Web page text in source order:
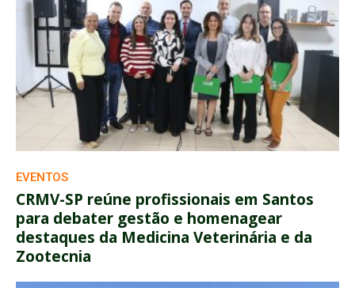
EVENTOS
CRMV-SP reúne profissionais em Santos
para debater gestão e homenagear
destaques da Medicina Veterinária e da
Zootecnia